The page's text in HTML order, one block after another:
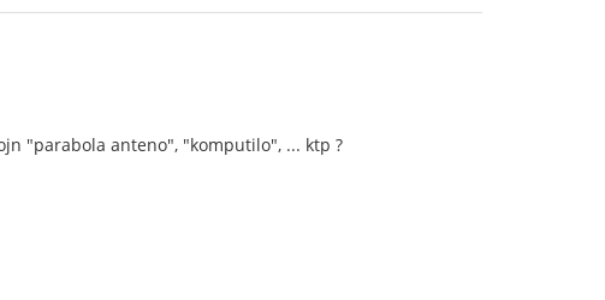
"parabola anteno", "komputilo", ... ktp ?